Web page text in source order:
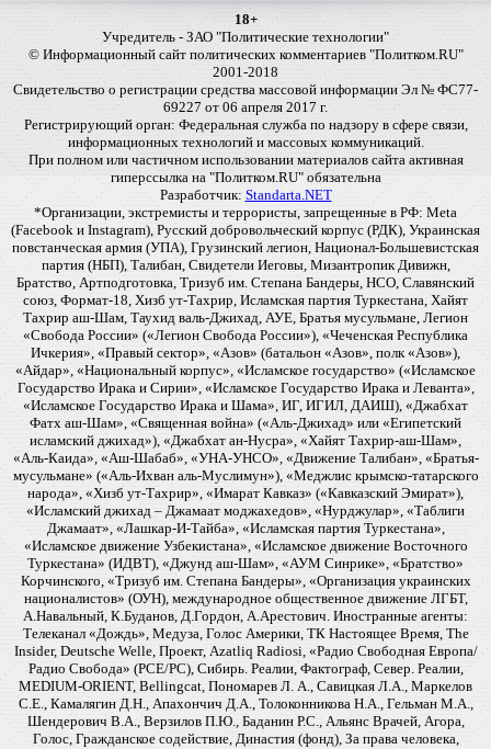
18+
Учредитель - ЗАО "Политические технологии"
© Информационный сайт политических комментариев "Политком.RU"
2001-2018
Свидетельство о регистрации средства массовой информации Эл № ФС77-
69227 от 06 апреля 2017 г.
Регистрирующий орган: Федеральная служба по надзору в сфере связи,
информационных технологий и массовых коммуникаций.
При полном или частичном использовании материалов сайта активная
гиперссылка на "Политком.RU" обязательна
Разработчик: Standarta.NET
*Организации, экстремисты и террористы, запрещенные в РФ: Meta
(Facebook и Instagram), Русский добровольческий корпус (РДК), Украинская
повстанческая армия (УПА), Грузинский легион, Национал-Большевистская
партия (НБП), Талибан, Свидетели Иеговы, Мизантропик Дивижн,
Братство, Артподготовка, Тризуб им. Степана Бандеры, НСО, Славянский
союз, Формат-18, Хизб ут-Тахрир, Исламская партия Туркестана, Хайят
Тахрир аш-Шам, Таухид валь-Джихад, АУЕ, Братья мусульмане, Легион
«Свобода России» («Легион Свобода России»), «Чеченская Республика
Ичкерия», «Правый сектор», «Азов» (батальон «Азов», полк «Азов»),
«Айдар», «Национальный корпус», «Исламское государство» («Исламское
Государство Ирака и Сирии», «Исламское Государство Ирака и Леванта»,
«Исламское Государство Ирака и Шама», ИГ, ИГИЛ, ДАИШ), «Джабхат
Фатх аш-Шам», «Священная война» («Аль-Джихад» или «Египетский
исламский джихад»), «Джабхат ан-Нусра», «Хайят Тахрир-аш-Шам»,
«Аль-Каида», «Аш-Шабаб», «УНА-УНСО», «Движение Талибан», «Братья-
мусульмане» («Аль-Ихван аль-Муслимун»), «Меджлис крымско-татарского
народа», «Хизб ут-Тахрир», «Имарат Кавказ» («Кавказский Эмират»),
«Исламский джихад – Джамаат моджахедов», «Нурджулар», «Таблиги
Джамаат», «Лашкар-И-Тайба», «Исламская партия Туркестана»,
«Исламское движение Узбекистана», «Исламское движение Восточного
Туркестана» (ИДВТ), «Джунд аш-Шам», «АУМ Синрике», «Братство»
Корчинского, «Тризуб им. Степана Бандеры», «Организация украинских
националистов» (ОУН), международное общественное движение ЛГБТ,
А.Навальный, К.Буданов, Д.Гордон, А.Арестович. Иностранные агенты:
Телеканал «Дождь», Медуза, Голос Америки, ТК Настоящее Время, The
Insider, Deutsche Welle, Проект, Azatliq Radiosi, «Радио Свободная Европа/
Радио Свобода» (PCE/PC), Сибирь. Реалии, Фактограф, Север. Реалии,
MEDIUM-ORIENT, Bellingcat, Пономарев Л. А., Савицкая Л.А., Маркелов
С.Е., Камалягин Д.Н., Апахончич Д.А., Толоконникова Н.А., Гельман М.А.,
Шендерович В.А., Верзилов П.Ю., Баданин Р.С., Альянс Врачей, Агора,
Голос, Гражданское содействие, Династия (фонд), За права человека,